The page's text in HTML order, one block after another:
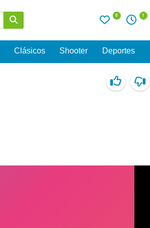
0 1
Clásicos Shooter Deportes